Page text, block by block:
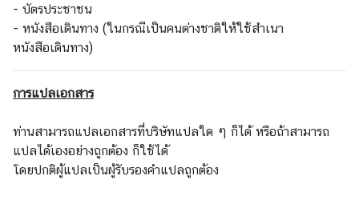
ทู
ต
ช่
ง
ท
า
- บัตรประชาชน
- หนังสือเดินทาง (ในกรณีเป็นคนต่างชาติให้ใช้สำเนา
หนังสือเดินทาง)
การแปลเอกสาร
ท่านสามารถแปลเอกสารที่บริษัทแปลใด ๆ ก็ได้ หรือถ้าสามารถ
แปลได้เองอย่างถูกต้อง ก็ใช้ได้
โดยปกติผู้แปลเป็นผู้รับรองคำแปลถูกต้อง